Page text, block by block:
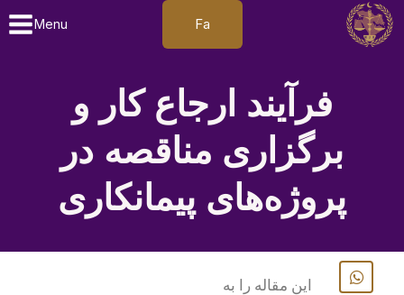
Fa
Menu
فرآیند ارجاع کار و
برگزاری مناقصه در
پروژه‌های پیمانکاری
این مقاله را به